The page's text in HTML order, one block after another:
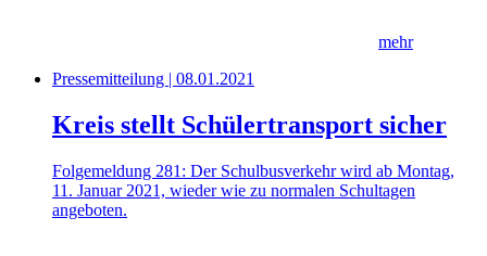
mehr
Pressemitteilung | 08.01.2021
Kreis stellt Schülertransport sicher
Folgemeldung 281: Der Schulbusverkehr wird ab Montag,
11. Januar 2021, wieder wie zu normalen Schultagen
angeboten.